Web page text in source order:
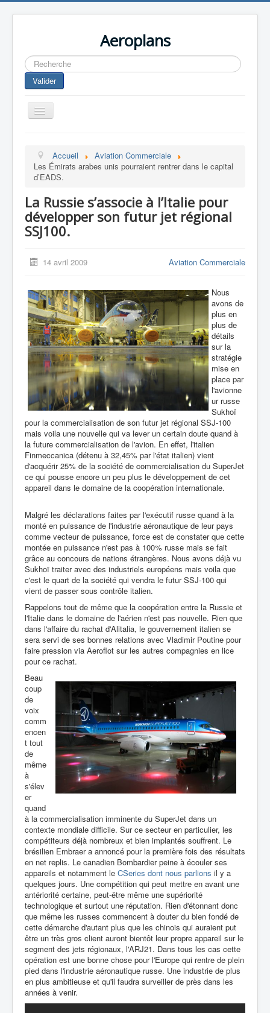
Aeroplans
Rechercher
Valider
Toggle
Navigation
Aviation Commerciale
Aviation d'Affaire
Aviation Militaire
Europespace
Drones
Accueil
Aviation Commerciale
Les Émirats arabes unis pourraient rentrer dans le capital
d’EADS.
La Russie s’associe à l’Italie pour
développer son futur jet régional
SSJ100.
14 avril 2009 Aviation Commerciale
Nous
avons de
plus en
plus de
détails
sur la
stratégie
mise en
place par
l'avionne
ur russe
Sukhoï
pour la commercialisation de son futur jet régional SSJ-100
mais voila une nouvelle qui va lever un certain doute quand à
la future commercialisation de l'avion. En effet, l'italien
Finmeccanica (détenu à 32,45% par l'état italien) vient
d'acquérir 25% de la société de commercialisation du SuperJet
ce qui pousse encore un peu plus le développement de cet
appareil dans le domaine de la coopération internationale.
Malgré les déclarations faites par l'exécutif russe quand à la
monté en puissance de l'industrie aéronautique de leur pays
comme vecteur de puissance, force est de constater que cette
montée en puissance n'est pas à 100% russe mais se fait
grâce au concours de nations étrangères. Nous avons déjà vu
Sukhoï traiter avec des industriels européens mais voila que
c'est le quart de la société qui vendra le futur SSJ-100 qui
vient de passer sous contrôle italien.
Rappelons tout de même que la coopération entre la Russie et
l'Italie dans le domaine de l'aérien n'est pas nouvelle. Rien que
dans l'affaire du rachat d'Alitalia, le gouvernement italien se
sera servi de ses bonnes relations avec Vladimir Poutine pour
faire pression via Aeroflot sur les autres compagnies en lice
pour ce rachat.
Beau
coup
de
voix
comm
encen
t tout
de
même
à
s'élev
er
quand
à la commercialisation imminente du SuperJet dans un
contexte mondiale difficile. Sur ce secteur en particulier, les
compétiteurs déjà nombreux et bien implantés souffrent. Le
brésilien Embraer a annoncé pour la première fois des résultats
en net replis. Le canadien Bombardier peine à écouler ses
appareils et notamment le CSeries dont nous parlions il y a
quelques jours. Une compétition qui peut mettre en avant une
antériorité certaine, peut-être même une supériorité
technologique et surtout une réputation. Rien d'étonnant donc
que même les russes commencent à douter du bien fondé de
cette démarche d'autant plus que les chinois qui auraient put
être un très gros client auront bientôt leur propre appareil sur le
segment des jets régionaux, l'ARJ21. Dans tous les cas cette
opération est une bonne chose pour l'Europe qui rentre de plein
pied dans l'industrie aéronautique russe. Une industrie de plus
en plus ambitieuse et qu'il faudra surveiller de près dans les
années à venir.